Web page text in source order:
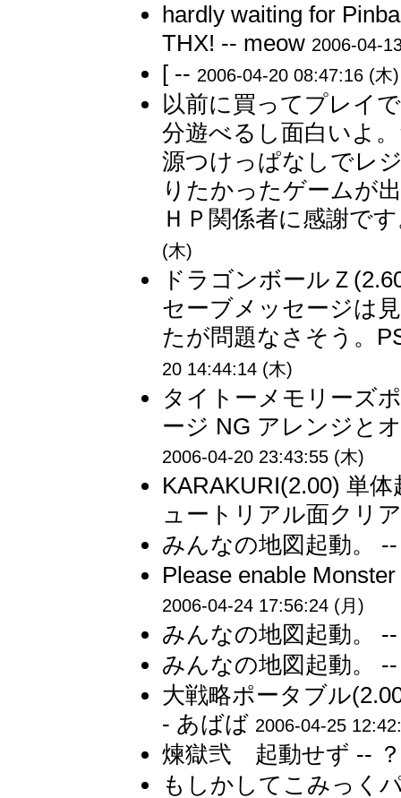
hardly waiting for
THX! -- meow 2006-04-
[ -- 2006-04-20 08:47:16 (木)
以前に買ってプレイ
分遊べるし面白いよ
源つけっぱなしでレ
りたかったゲームが
ＨＰ関係者に感謝で
(木)
ドラゴンボールＺ
セーブメッセージは
たが問題なさそう。
20 14:44:14 (木)
タイトーメモリーズ
ージ NG アレンジと
2006-04-20 23:43:55 (木)
KARAKURI(2.00) 単
ュートリアル面クリ
みんなの地図起動。
Please enable
2006-04-24 17:56:24 (月)
みんなの地図起動。
みんなの地図起動。
大戦略ポータブル
- あばば 2006-04-25
煉獄弐 起動せず --
もしかしてこみっく